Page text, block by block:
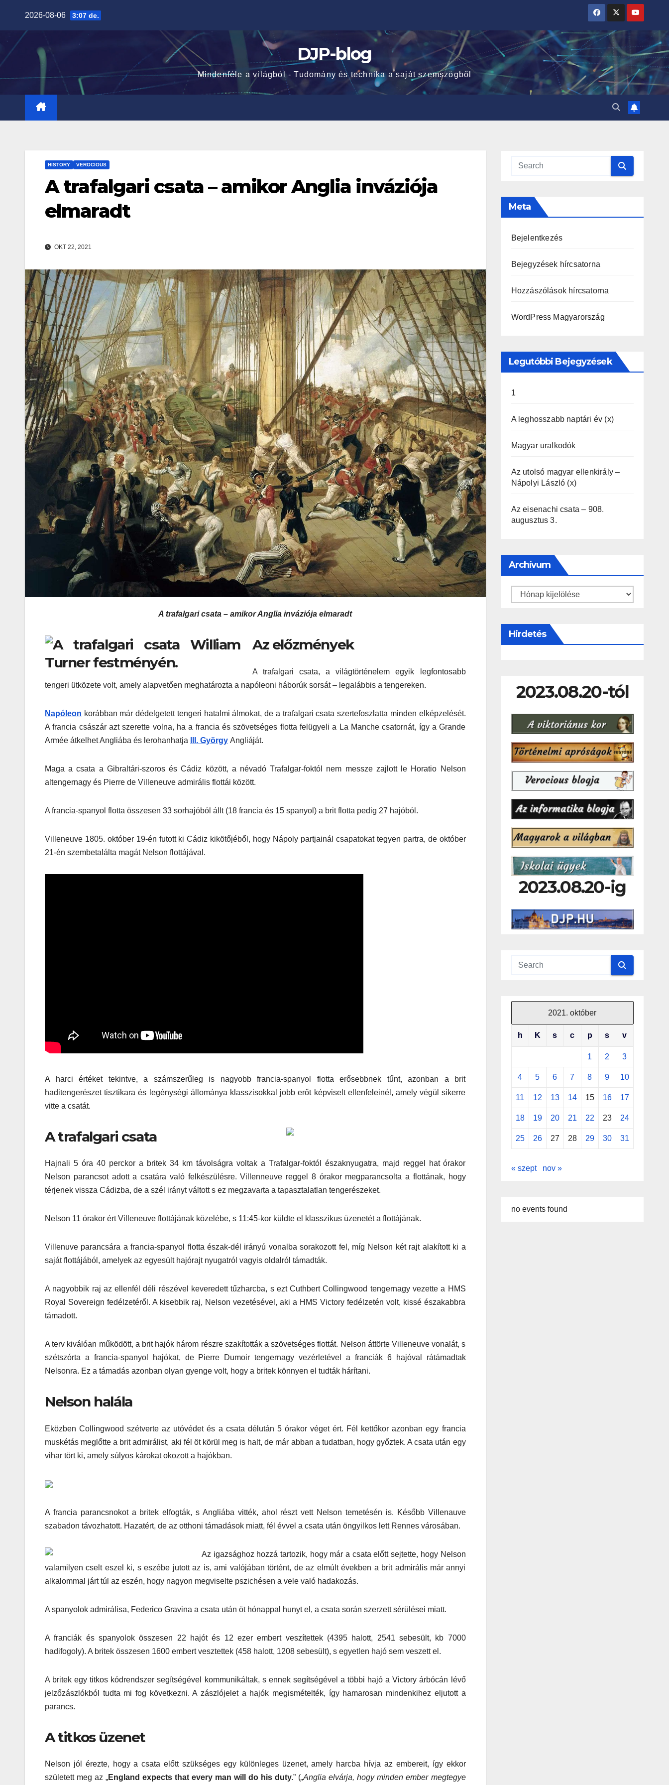
content
2026-08-06 3:07 de.
DJP-blog
Mindenféle a világból - Tudomány és technika a saját szemszögből
HISTORY VEROCIOUS
A trafalgari csata – amikor Anglia inváziója
elmaradt
OKT 22, 2021
A trafalgari csata – amikor Anglia inváziója elmaradt
Az előzmények
A trafalgari csata, a világtörténelem egyik legfontosabb
tengeri ütközete volt, amely alapvetően meghatározta a napóleoni háborúk sorsát – legalábbis a tengereken.
Napóleon korábban már dédelgetett tengeri hatalmi álmokat, de a trafalgari csata szertefoszlatta minden elképzelését.
A francia császár azt szerette volna, ha a francia és szövetséges flotta felügyeli a La Manche csatornát, így a Grande
Armée átkelhet Angliába és lerohanhatja
III. György Angliáját.
Maga a csata a Gibraltári-szoros és Cádiz között, a névadó Trafalgar-foktól nem messze zajlott le Horatio Nelson
altengernagy és Pierre de Villeneuve admirális flottái között.
A francia-spanyol flotta összesen 33 sorhajóból állt (18 francia és 15 spanyol) a brit flotta pedig 27 hajóból.
Villeneuve 1805. október 19-én futott ki Cádiz kikötőjéből, hogy Nápoly partjainál csapatokat tegyen partra, de október
21-én szembetalálta magát Nelson flottájával.
A harci értéket tekintve, a számszerűleg is nagyobb francia-spanyol flotta erősebbnek tűnt, azonban a brit
haditengerészet tisztikara és legénységi állománya klasszisokkal jobb erőt képviselt ellenfeleinél, amely végül sikerre
vitte a csatát.
A trafalgari csata
Hajnali 5 óra 40 perckor a britek 34 km távolságra voltak a Trafalgar-foktól északnyugatra, majd reggel hat órakor
Nelson parancsot adott a csatára való felkészülésre. Villenneuve reggel 8 órakor megparancsolta a flottának, hogy
térjenek vissza Cádizba, de a szél irányt váltott s ez megzavarta a tapasztalatlan tengerészeket.
Nelson 11 órakor ért Villeneuve flottájának közelébe, s 11:45-kor küldte el klasszikus üzenetét a flottájának.
Villenuve parancsára a francia-spanyol flotta észak-dél irányú vonalba sorakozott fel, míg Nelson két rajt alakított ki a
saját flottájából, amelyek az egyesült hajórajt nyugatról vagyis oldalról támadták.
A nagyobbik raj az ellenfél déli részével keveredett tűzharcba, s ezt Cuthbert Collingwood tengernagy vezette a HMS
Royal Sovereign fedélzetéről. A kisebbik raj, Nelson vezetésével, aki a HMS Victory fedélzetén volt, kissé északabbra
támadott.
A terv kiválóan működött, a brit hajók három részre szakították a szövetséges flottát. Nelson áttörte Villeneuve vonalát, s
szétszórta a francia-spanyol hajókat, de Pierre Dumoir tengernagy vezérletével a franciák 6 hajóval rátámadtak
Nelsonra. Ez a támadás azonban olyan gyenge volt, hogy a britek könnyen el tudták hárítani.
Nelson halála
Eközben Collingwood szétverte az utóvédet és a csata délután 5 órakor véget ért. Fél kettőkor azonban egy francia
muskétás meglőtte a brit admirálist, aki fél öt körül meg is halt, de már abban a tudatban, hogy győztek. A csata után egy
vihar tört ki, amely súlyos károkat okozott a hajókban.
A francia parancsnokot a britek elfogták, s Angliába vitték, ahol részt vett Nelson temetésén is. Később Villenauve
szabadon távozhatott. Hazatért, de az otthoni támadások miatt, fél évvel a csata után öngyilkos lett Rennes városában.
Az igazsághoz hozzá tartozik, hogy már a csata előtt sejtette, hogy Nelson
valamilyen cselt eszel ki, s eszébe jutott az is, ami valójában történt, de az elmúlt években a brit admirális már annyi
alkalommal járt túl az eszén, hogy nagyon megviselte pszichésen a vele való hadakozás.
A spanyolok admirálisa, Federico Gravina a csata után öt hónappal hunyt el, a csata során szerzett sérülései miatt.
A franciák és spanyolok összesen 22 hajót és 12 ezer embert veszítettek (4395 halott, 2541 sebesült, kb 7000
hadifogoly). A britek összesen 1600 embert vesztettek (458 halott, 1208 sebesült), s egyetlen hajó sem veszett el.
A britek egy titkos kódrendszer segítségével kommunikáltak, s ennek segítségével a többi hajó a Victory árbócán lévő
jelzőzászlókból tudta mi fog következni. A zászlójelet a hajók megismételték, így hamarosan mindenkihez eljutott a
parancs.
A titkos üzenet
Nelson jól érezte, hogy a csata előtt szükséges egy különleges üzenet, amely harcba hívja az embereit, így ekkor
született meg az „England expects that every man will do his duty.” („Anglia elvárja, hogy minden ember megtegye
Meta
Bejelentkezés
Bejegyzések hírcsatorna
Hozzászólások hírcsatorna
WordPress Magyarország
Legutóbbi Bejegyzések
1
A leghosszabb naptári év (x)
Magyar uralkodók
Az utolsó magyar ellenkirály –
Nápolyi László (x)
Az eisenachi csata – 908.
augusztus 3.
Archívum
Archívum
Hirdetés
2023.08.20-tól
2023.08.20-ig
2021. október
h K s c p s v
1 2 3
4 5 6 7 8 9 10
11 12 13 14 15 16 17
18 19 20 21 22 23 24
25 26 27 28 29 30 31
« szept nov »
no events found